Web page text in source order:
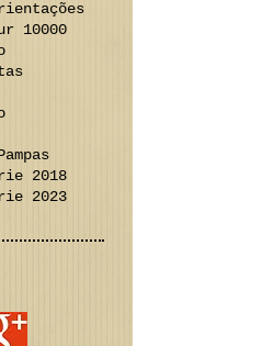
Mini Audax
10000
2023